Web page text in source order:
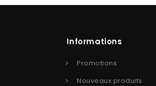
Informations
Promotions
Nouveaux produits